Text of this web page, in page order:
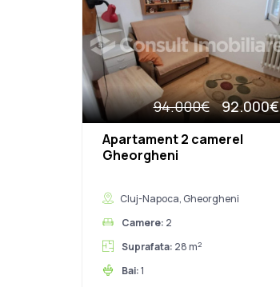
92.000€
94.000€
Apartament 2 camere|
Gheorgheni
Cluj-Napoca, Gheorgheni
Camere: 2
Suprafata: 28 m2
Bai:1